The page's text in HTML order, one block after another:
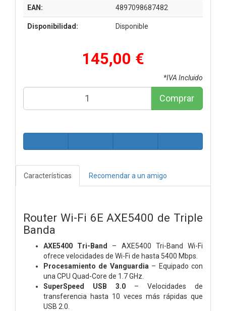
EAN: 4897098687482
Disponibilidad: Disponible
145,00 €
*IVA Incluido
Comprar
Características Recomendar a un amigo
Router Wi-Fi 6E AXE5400 de Triple
Banda
AXE5400 Tri-Band
– AXE5400 Tri-Band Wi-Fi
ofrece velocidades de Wi-Fi de hasta 5400 Mbps.
Procesamiento de Vanguardia – Equipado con
una CPU Quad-Core de 1.7 GHz.
SuperSpeed USB 3.0 – Velocidades de
transferencia hasta 10 veces más rápidas que
USB 2.0.